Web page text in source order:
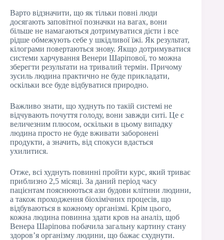
Варто відзначити, що як тільки повні люди
досягають заповітної позначки на вагах, вони
більше не намагаються дотримуватися дієти і все
рідше обмежують себе у шкідливої їжі. Як результат,
кілограми повертаються знову. Якщо дотримуватися
системи харчування Венери Шаріпової, то можна
зберегти результати на тривалий термін. Причому
зусиль людина практично не буде прикладати,
оскільки все буде відбуватися природно.
Важливо знати, що худнуть по такій системі не
відчувають почуття голоду, вони завжди ситі. Це є
величезним плюсом, оскільки в цьому випадку
людина просто не буде вживати заборонені
продукти, а значить, від спокуси вдасться
ухилитися.
Отже, всі худнуть повинні пройти курс, який триває
приблизно 2,5 місяці. За даний період часу
пацієнтам пояснюються ази будови клітини людини,
а також проходження біохімічних процесів, що
відбуваються в кожному організмі. Крім цього,
кожна людина повинна здати кров на аналіз, щоб
Венера Шаріпова побачила загальну картину стану
здоров’я організму людини, що бажає схуднути.